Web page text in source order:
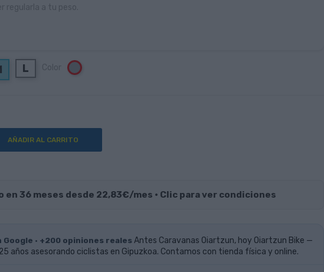
L Gris
AÑADIR AL CARRITO
en 36 meses desde 22,83€/mes · Clic para ver condiciones
Google · +200 opiniones reales Antes Caravanas Oiartzun, hoy Oiartzun Bike —
años asesorando ciclistas en Gipuzkoa. Contamos con tienda física y online.